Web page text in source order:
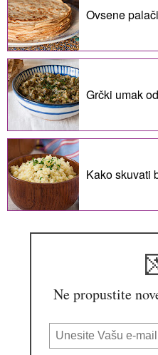
Ovsene
Grčki umak
Kako skuvati
Ne propustite